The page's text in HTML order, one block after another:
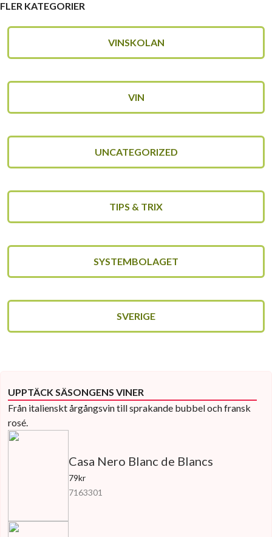
FLER KATEGORIER
VINSKOLAN
VIN
UNCATEGORIZED
TIPS & TRIX
SYSTEMBOLAGET
SVERIGE
UPPTÄCK SÄSONGENS VINER
Från italienskt årgångsvin till sprakande bubbel och fransk
rosé.
Casa Nero Blanc de Blancs
79kr
7163301